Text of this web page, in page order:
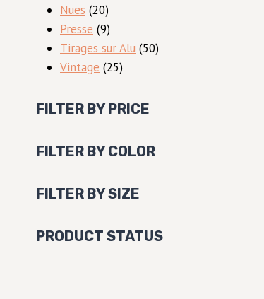
Nues 2020
produits
Presse 99
produits
Tirages sur Alu 5050
Vintage 2525
FILTER BY PRICE
FILTER BY COLOR
FILTER BY SIZE
PRODUCT STATUS